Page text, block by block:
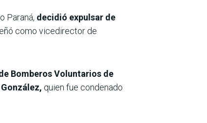
Paraná, decidió expulsar de
como vicedirector de
Bomberos Voluntarios de
quien fue condenado